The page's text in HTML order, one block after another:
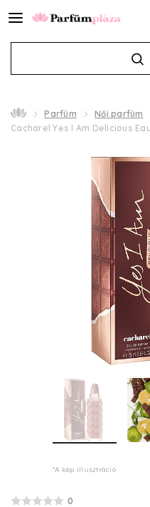
Parfüm Női parfüm
Cacharel Yes I Am Delicious
*A kép illusztráció
0